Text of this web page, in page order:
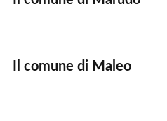
Il comune di Maleo